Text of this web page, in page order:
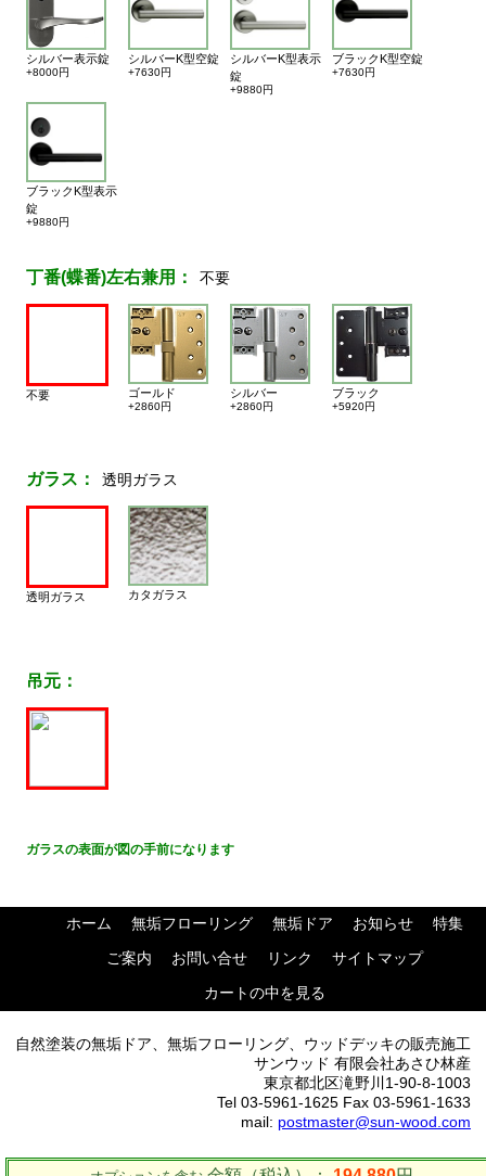
シルバー表示錠
+8000円
シルバーK型空錠
+7630円
シルバーK型表示
錠
+9880円
ブラックK型空錠
+7630円
ブラックK型表示
錠
+9880円
丁番(蝶番)左右兼用： 不要
不要 ゴールド
+2860円
シルバー
+2860円
ブラック
+5920円
ガラス： 透明ガラス
透明ガラス カタガラス
吊元：
ガラスの表面が図の手前になります
ホーム 無垢フローリング 無垢ドア お知らせ
特集
ご案内
お問い合せ リンク
サイトマップ
カートの中を見る
自然塗装の無垢ドア、無垢フローリング、ウッドデッキの販売施工
サンウッド 有限会社あさひ林産
東京都北区滝野川1-90-8-1003
Tel 03-5961-1625 Fax 03-5961-1633
mail: postmaster@sun-wood.com